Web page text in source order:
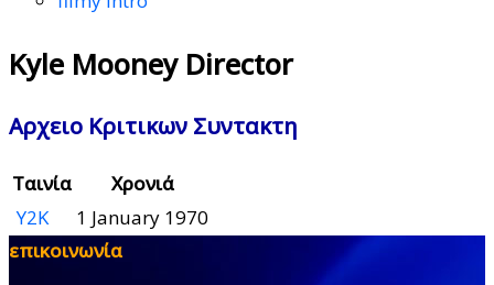
Kyle Mooney Director
Αρχειο Κριτικων Συντακτη
Ταινία
Χρονιά
Y2K
1 January 1970
επικοινωνία